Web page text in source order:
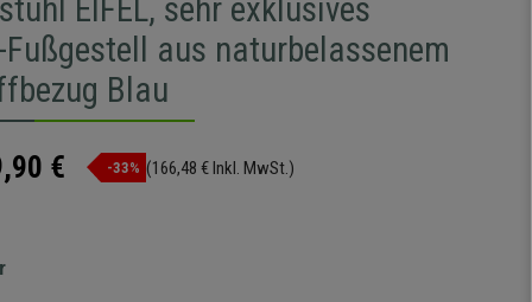
EIFEL, sehr exklusives
aus naturbelassenem
Blau
€ -33% (166,48 € Inkl. MwSt.)